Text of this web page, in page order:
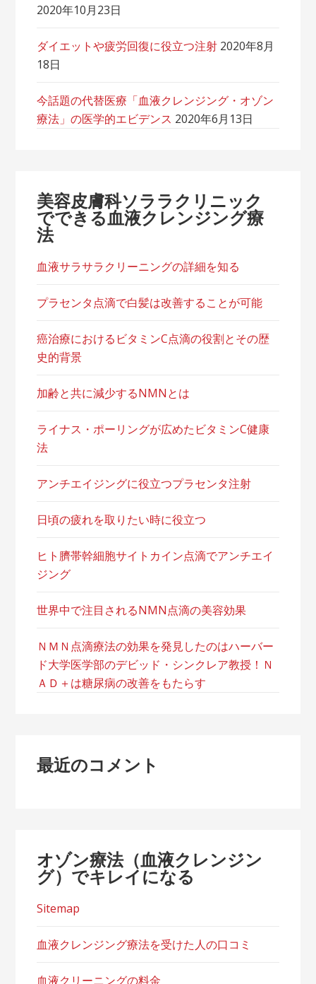
2020年10月23日
ダイエットや疲労回復に役立つ注射 2020年8月
18日
今話題の代替医療「血液クレンジング・オゾン
療法」の医学的エビデンス 2020年6月13日
美容皮膚科ソララクリニック
でできる血液クレンジング療
法
血液サラサラクリーニングの詳細を知る
プラセンタ点滴で白髪は改善することが可能
癌治療におけるビタミンC点滴の役割とその歴
史的背景
加齢と共に減少するNMNとは
ライナス・ポーリングが広めたビタミンC健康
法
アンチエイジングに役立つプラセンタ注射
日頃の疲れを取りたい時に役立つ
ヒト臍帯幹細胞サイトカイン点滴でアンチエイ
ジング
世界中で注目されるNMN点滴の美容効果
ＮＭＮ点滴療法の効果を発見したのはハーバー
ド大学医学部のデビッド・シンクレア教授！Ｎ
ＡＤ＋は糖尿病の改善をもたらす
最近のコメント
オゾン療法（血液クレンジン
グ）でキレイになる
Sitemap
血液クレンジング療法を受けた人の口コミ
血液クリーニングの料金